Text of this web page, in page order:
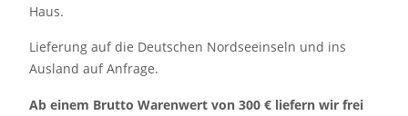
Haus.
Lieferung auf die Deutschen Nordseeinseln und ins
Ausland auf Anfrage.
Ab einem Brutto Warenwert von 300 € liefern wir frei